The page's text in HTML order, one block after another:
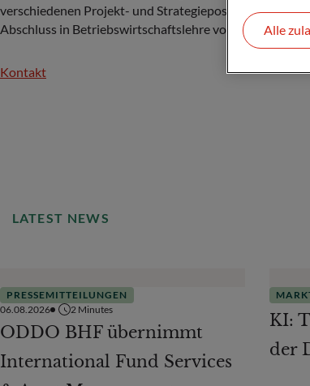
verschiedenen Projekt- und Strategiepositionen
Abschluss in Betriebswirtschaftslehre von der FOM
Kontakt
LATEST NEWS
PRESSEMITTEILUNGEN
06.08.2026
2 Minutes
ODDO BHF übernimmt
International Fund Services
KI:
der
Alle